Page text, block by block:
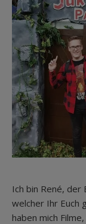
Ich bin René,
welcher Ihr Euch
haben mich